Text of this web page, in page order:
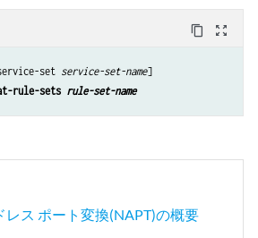
content_copy zoom_out_map
set service-set-name]
rule-sets rule-set-name
レス ポート変換(NAPT)の概要